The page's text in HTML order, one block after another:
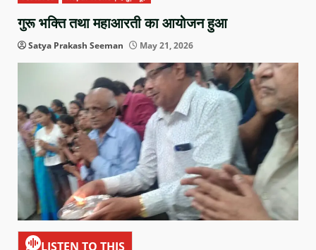
गुरू भक्ति तथा महाआरती का आयोजन हुआ
Satya Prakash Seeman May 21, 2026
LISTEN TO THIS